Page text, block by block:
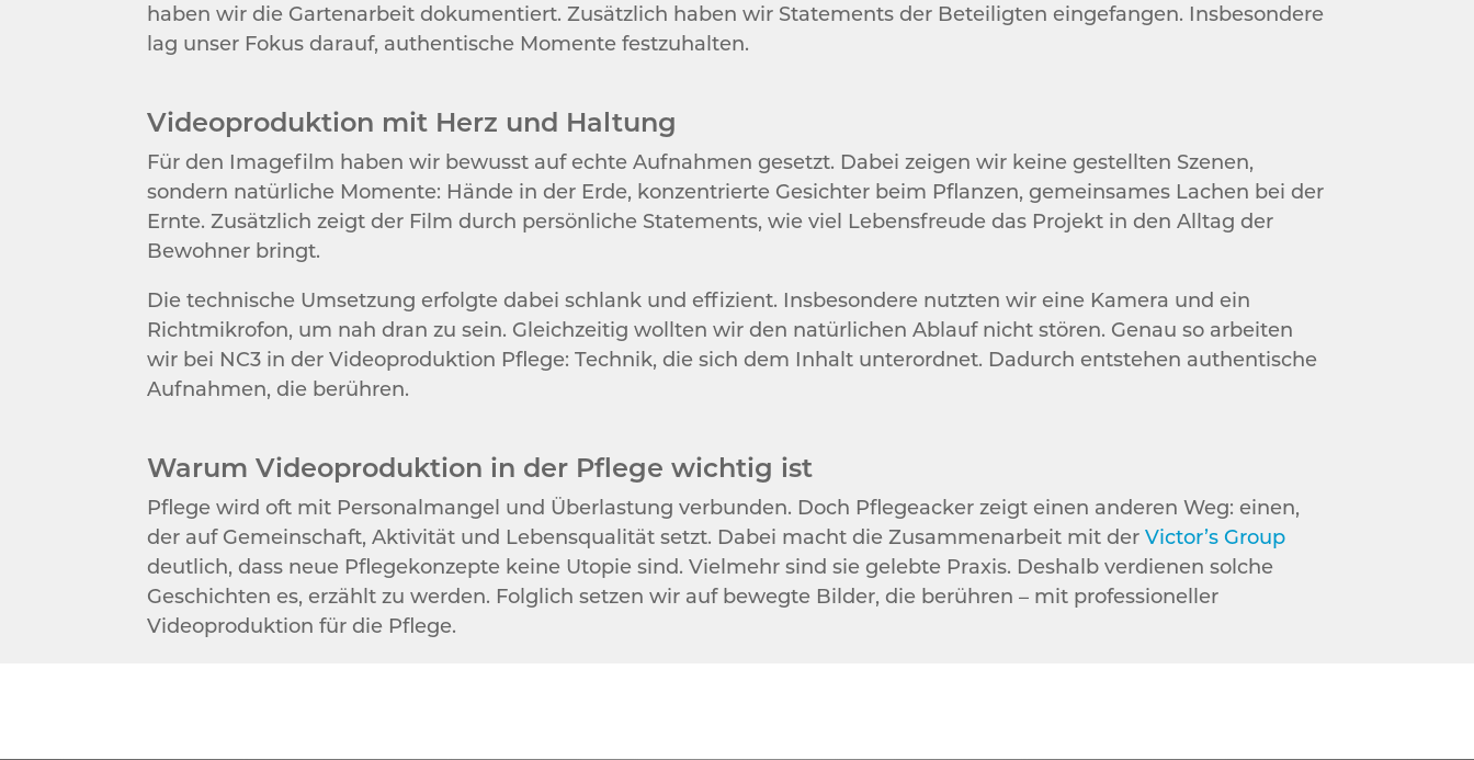
haben wir die Gartenarbeit dokumentiert. Zusätzlich haben wir Statements der Beteiligten eingefangen. Insbesondere
lag unser Fokus darauf, authentische Momente festzuhalten.
Videoproduktion mit Herz und Haltung
Für den Imagefilm haben wir bewusst auf echte Aufnahmen gesetzt. Dabei zeigen wir keine gestellten Szenen,
sondern natürliche Momente: Hände in der Erde, konzentrierte Gesichter beim Pflanzen, gemeinsames Lachen bei der
Ernte. Zusätzlich zeigt der Film durch persönliche Statements, wie viel Lebensfreude das Projekt in den Alltag der
Bewohner bringt.
Die technische Umsetzung erfolgte dabei schlank und effizient. Insbesondere nutzten wir eine Kamera und ein
Richtmikrofon, um nah dran zu sein. Gleichzeitig wollten wir den natürlichen Ablauf nicht stören. Genau so arbeiten
wir bei NC3 in der Videoproduktion Pflege: Technik, die sich dem Inhalt unterordnet. Dadurch entstehen authentische
Aufnahmen, die berühren.
Warum Videoproduktion in der Pflege wichtig ist
Pflege wird oft mit Personalmangel und Überlastung verbunden. Doch Pflegeacker zeigt einen anderen Weg: einen,
der auf Gemeinschaft, Aktivität und Lebensqualität setzt. Dabei macht die Zusammenarbeit mit derVictor’s Group
deutlich, dass neue Pflegekonzepte keine Utopie sind. Vielmehr sind sie gelebte Praxis. Deshalb verdienen solche
Geschichten es, erzählt zu werden. Folglich setzen wir auf bewegte Bilder, die berühren – mit professioneller
Videoproduktion für die Pflege.